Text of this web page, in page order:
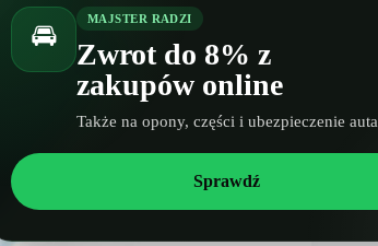
🚘 MAJSTER RADZI
Zwrot do 8% z
zakupów online
Także na opony, części i ubezpieczenie auta
Sprawdź